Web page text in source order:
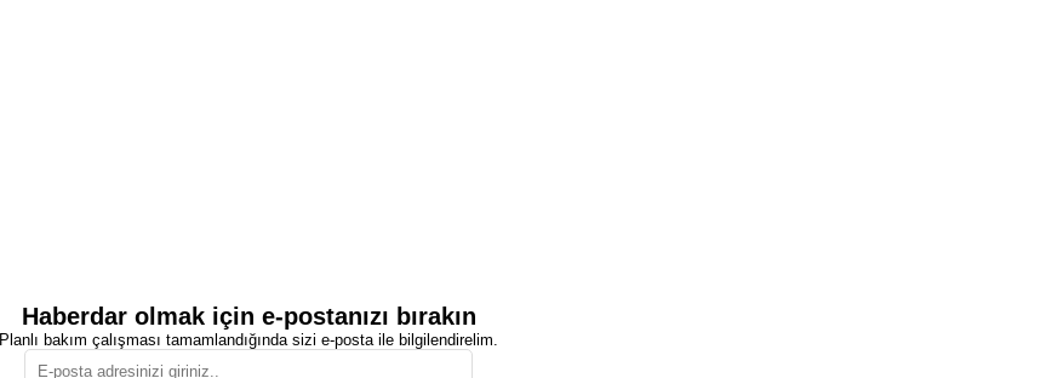
Haberdar olmak için e-postanızı bırakın
Planlı bakım çalışması tamamlandığında sizi e-posta ile bilgilendirelim.